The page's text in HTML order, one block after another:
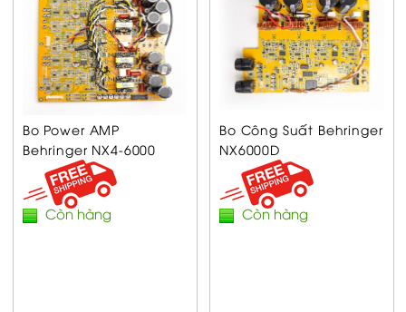
Bo Power AMP
Behringer NX4-6000
Còn hàng
Bo Công Suất Behringer
NX6000D
Còn hàng